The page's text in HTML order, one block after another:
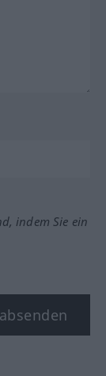
indem Sie ein